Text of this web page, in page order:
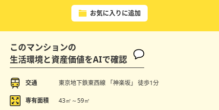
お気に入りに追加
このマンションの
生活環境と資産価値をAIで確認
交通 東京地下鉄東西線 「神楽坂」 徒歩1分
専有面積 43㎡～59㎡